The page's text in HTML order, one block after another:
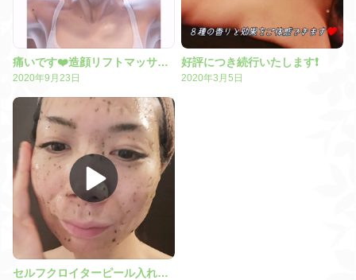
痛いです❤️造顔リフトマッサージ
2020年9月23日
好評につき続行いたします❗
2020年3月5日
セルフクロイターピール入れ込み